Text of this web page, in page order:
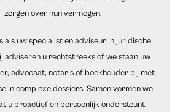
zorgen over hun vermogen.
als uw specialist en adviseur in juridische
adviseren u rechtstreeks of we staan uw
advocaat, notaris of boekhouder bij met
in complexe dossiers. Samen vormen we
u proactief en persoonlijk ondersteunt.